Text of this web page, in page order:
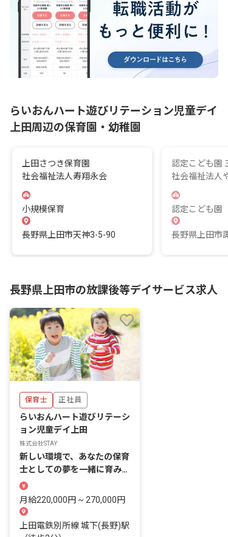
らいおんハート遊びリテーション児童デイ
上田周辺の保育園・幼稚園
上田さつき保育園
社会福祉法人寿翔永会
小規模保育
長野県上田市天神3-5-90
認定こども園
社会福祉法人
認定こども園
長野県上田市
長野県上田市の放課後等デイサービス求人
保育士 正社員
らいおんハート遊びリテーシ
ョン児童デイ上田
株式会社STAY
新しい環境で、あなたの保育
士としての夢を一緒に育みま
しょう。
月給220,000円 ~ 270,000円
上田電鉄別所線 城下(長野)駅